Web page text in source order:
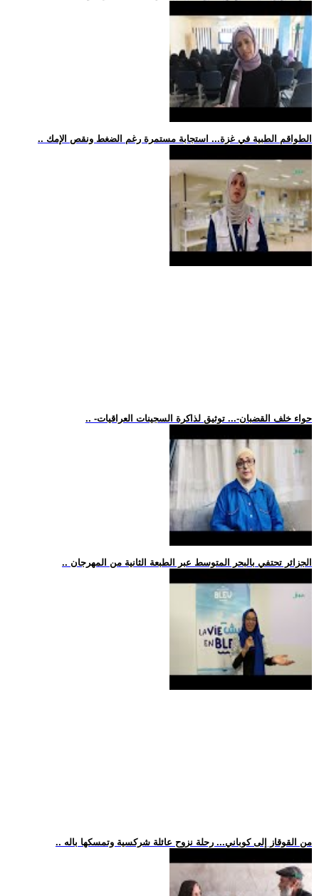
.. الطواقم الطبية في غزة... استجابة مستمرة رغم الضغط ونقص الإمك
.. -حواء خلف القضبان-... توثيق لذاكرة السجينات العراقيات
.. الجزائر تحتفي بالبحر المتوسط عبر الطبعة الثانية من المهرجان
.. من القوقاز إلى كوباني... رحلة نزوح عائلة شركسية وتمسكها باله